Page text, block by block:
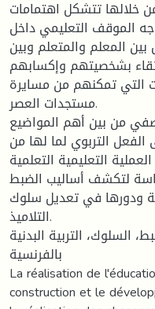
خلالها تتشكل اهتمامات
الموقف التعليمي داخل
المعلم والمتعلم وبين
بشخصيتهم وإكسابهم
التي تمكنهم من مسايرة
مستجدات العصر.
من بين أهم المواضيع
الفعل التربوي لما لها من
التعليمية التعلمية.
لتكشف أساليب الضبط
ودورها في تعديل سلوك
التلاميذ.
السلوك، التربية البدنية
بالفرنسية
La réalisation de
construction et le